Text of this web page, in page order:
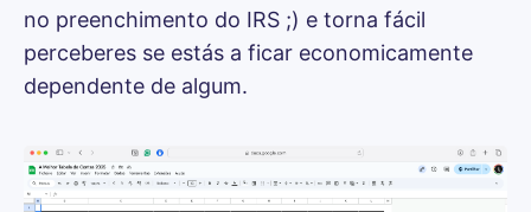
no preenchimento do IRS ;) e torna fácil
perceberes se estás a ficar economicamente
dependente de algum.